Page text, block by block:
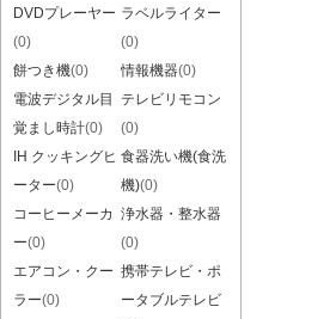
DVDプレーヤー
(0)
ラベルライター
(0)
餅つき機(0) 情報機器(0)
電波デジタル目
覚まし時計(0)
テレビリモコン
(0)
IH クッキングヒ
ーター(0)
食器洗い機(食洗
機)(0)
コーヒーメーカ
ー(0)
浄水器・整水器
(0)
エアコン・クー
ラー(0)
携帯テレビ・ポ
ータブルテレビ